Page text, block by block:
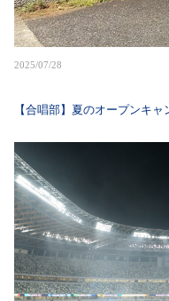
2025/07/28
【合唱部】夏のオープンキ